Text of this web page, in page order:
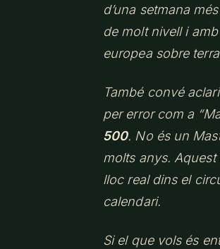
d’una setmana
de molt nivell i
europea sobre
També convé
per error com a
500. No és un
molts anys.
lloc real dins el
calendari.
Si el que vols és